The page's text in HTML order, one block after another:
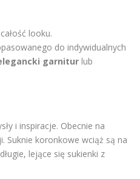
looku.
do indywidualnych
garnitur lub
i inspiracje. Obecnie na
Suknie koronkowe wciąż są na
lejące się sukienki z